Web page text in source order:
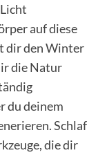
auf diese
dir den Winter
die Natur
du deinem
Schlaf
die dir